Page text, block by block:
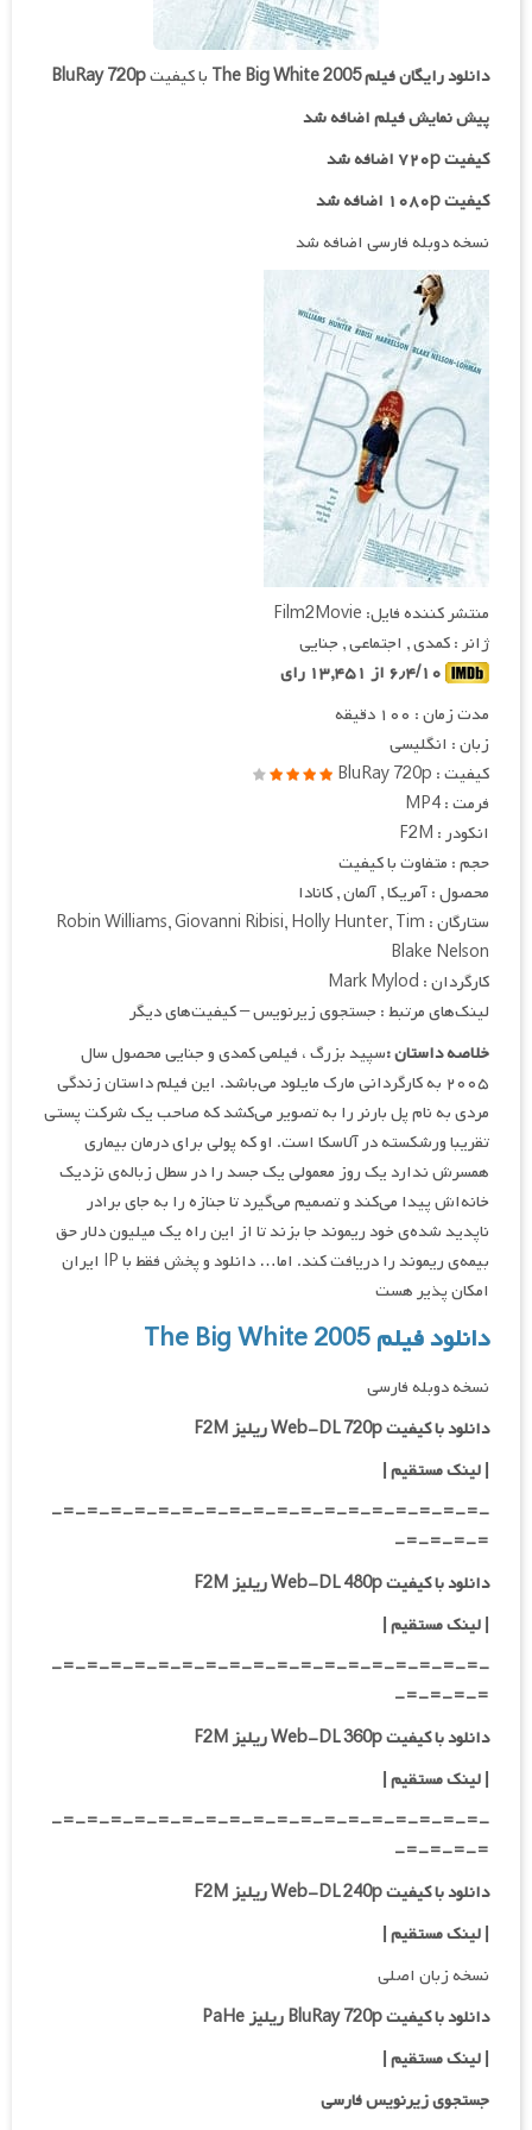
دانلود رایگان فیلمThe Big White 2005 با کیفیتBluRay 720p
پیش نمایش فیلم اضافه شد
کیفیت ۷۲۰p اضافه شد
کیفیت ۱۰۸۰p اضافه شد
نسخه دوبله فارسی اضافه شد
منتشر کننده فایل: Film2Movie
ژانر : کمدی , اجتماعی , جنایی
مدت زمان : ۱۰۰ دقیقه
زبان : انگلیسی
کیفیت : BluRay 720p
فرمت : MP4
انکودر : F2M
حجم : متفاوت با کیفیت
محصول : آمریکا , آلمان , کانادا
ستارگان : Robin Williams, Giovanni Ribisi, Holly Hunter, Tim
Blake Nelson
کارگردان : Mark Mylod
لینک‌های مرتبط : جستجوی زیرنویس – کیفیت‌های دیگر
خلاصه داستان :سپید بزرگ ، فیلمی کمدی و جنایی محصول سال
۲۰۰۵ به کارگردانی مارک مایلود می‌باشد. این فیلم داستان زندگی
مردی به نام پل بارنر را به تصویر می‌کشد که صاحب یک شرکت پستی
تقریبا ورشکسته در آلاسکا است. او که پولی برای درمان بیماری
همسرش ندارد یک روز معمولی یک جسد را در سطل زباله‌ی نزدیک
خانه‌اش پیدا می‌کند و تصمیم می‌گیرد تا جنازه را به جای برادر
ناپدید شده‌ی خود ریموند جا بزند تا از این راه یک میلیون دلار حق
بیمه‌ی ریموند را دریافت کند. اما… دانلود و پخش فقط با IP ایران
امکان پذیر هست
دانلود فیلم The Big White 2005
نسخه دوبله فارسی
دانلود با کیفیت Web-DL 720p ریلیز F2M
|لینک مستقیم|
-=-=-=-=-=-=-=-=-=-=-=-=-=-=-=-=-=-=-
=-=-=-=-
دانلود با کیفیت Web-DL 480p ریلیز F2M
|لینک مستقیم|
-=-=-=-=-=-=-=-=-=-=-=-=-=-=-=-=-=-=-
=-=-=-=-
دانلود با کیفیت Web-DL 360p ریلیز F2M
| لینک مستقیم|
-=-=-=-=-=-=-=-=-=-=-=-=-=-=-=-=-=-=-
=-=-=-=-
دانلود با کیفیت Web-DL 240p ریلیز F2M
| لینک مستقیم|
نسخه زبان اصلی
دانلود با کیفیت BluRay 720p ریلیز PaHe
| لینک مستقیم|
جستجوی زیرنویس فارسی